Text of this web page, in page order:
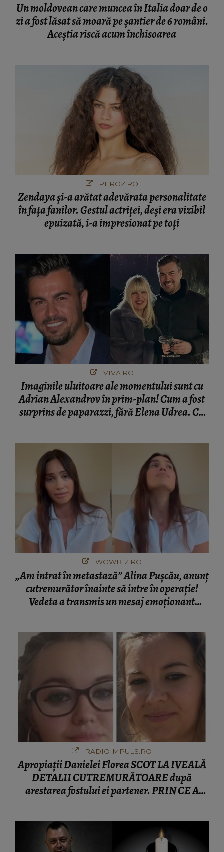
Un moldovean care muncea în Italia doar de o
zi a fost lăsat să moară pe şantier de 6 români.
Aceștia riscă acum închisoarea
PEROZ.RO
Zendaya și-a arătat adevărata personalitate
în fața fanilor. Gestul actriței, deși era vizibil
epuizată, i-a impresionat pe toți
VIVA.RO
Imaginile uluitoare ale momentului sunt cu
Adrian Alexandrov în prim-plan! Cum a fost
surprins de paparazzi, fără Elena Udrea. Cu
WOWBIZ.RO
„Am intrat în metastază” Alina Pușcău, anunț
cutremurător înainte să intre în operație!
Vedeta a transmis un mesaj emoționant
RADIOIMPULS.RO
Apropiații Danielei Florea SCOT LA IVEALĂ
DETALII CUTREMURĂTOARE după
arestarea fostului ei partener. PRIN CE A
rău că nu am reușit să fac mai mult pentru ea